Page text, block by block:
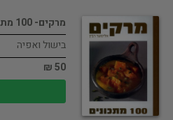
מרקים- 100 מתכונים
בישול ואפיה
50 ₪